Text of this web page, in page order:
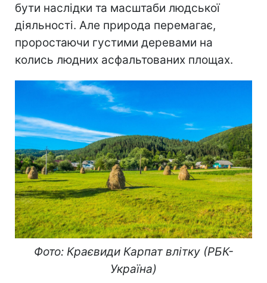
бути наслідки та масштаби людської
діяльності. Але природа перемагає,
проростаючи густими деревами на
колись людних асфальтованих площах.
Фото: Краєвиди Карпат влітку (РБК-
Україна)